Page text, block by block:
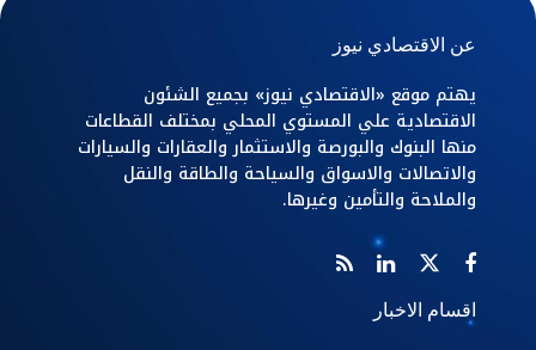
عن الاقتصادي نيوز
يهتم موقع «الاقتصادي نيوز» بجميع الشئون
الاقتصادية علي المستوي المحلي بمختلف القطاعات
منها البنوك والبورصة والاستثمار والعقارات والسيارات
والاتصالات والاسواق والسياحة والطاقة والنقل
والملاحة والتأمين وغيرها.
اقسام الاخبار